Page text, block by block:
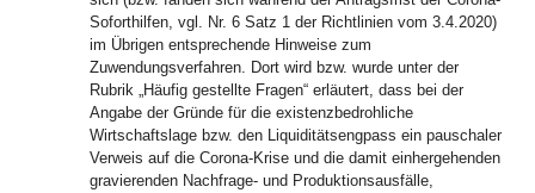
Soforthilfen, vgl. Nr. 6 Satz 1 der Richtlinien vom 3.4.2020)
im Übrigen entsprechende Hinweise zum
Zuwendungsverfahren. Dort wird bzw. wurde unter der
Rubrik „Häufig gestellte Fragen“ erläutert, dass bei der
Angabe der Gründe für die existenzbedrohliche
Wirtschaftslage bzw. den Liquiditätsengpass ein pauschaler
Verweis auf die Corona-Krise und die damit einhergehenden
gravierenden Nachfrage- und Produktionsausfälle,